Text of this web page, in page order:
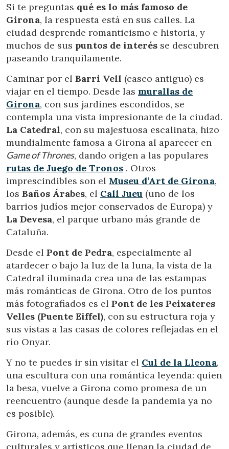
Si te preguntas qué es lo más famoso de
Girona, la respuesta está en sus calles. La
ciudad desprende romanticismo e historia, y
muchos de sus puntos de interés se descubren
paseando tranquilamente.
Caminar por el Barri Vell (casco antiguo) es
viajar en el tiempo. Desde las murallas de
Girona, con sus jardines escondidos, se
contempla una vista impresionante de la ciudad.
La Catedral, con su majestuosa escalinata, hizo
mundialmente famosa a Girona al aparecer en
Game of Thrones, dando origen a las populares
rutas de Juego de Tronos . Otros
imprescindibles son el Museu d’Art de Girona,
los Baños Árabes, el Call Jueu (uno de los
barrios judíos mejor conservados de Europa) y
La Devesa, el parque urbano más grande de
Cataluña.
Desde el Pont de Pedra, especialmente al
atardecer o bajo la luz de la luna, la vista de la
Catedral iluminada crea una de las estampas
más románticas de Girona. Otro de los puntos
más fotografiados es el Pont de les Peixateres
Velles (Puente Eiffel), con su estructura roja y
sus vistas a las casas de colores reflejadas en el
río Onyar.
Y no te puedes ir sin visitar el Cul de la Lleona,
una escultura con una romántica leyenda: quien
la besa, vuelve a Girona como promesa de un
reencuentro (aunque desde la pandemia ya no
es posible).
Girona, además, es cuna de grandes eventos
culturales y artísticos que llenan la ciudad de
Modificar cookies